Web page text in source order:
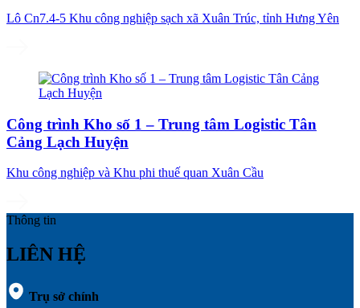
Lô Cn7.4-5 Khu công nghiệp sạch xã Xuân Trúc, tỉnh Hưng Yên
Công trình Kho số 1 – Trung tâm Logistic Tân
Cảng Lạch Huyện
Khu công nghiệp và Khu phi thuế quan Xuân Cầu
Thông tin
LIÊN HỆ
Trụ sở chính